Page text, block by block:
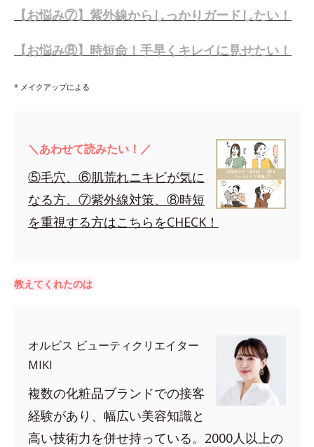
【お悩み⑦】紫外線からしっかりガードしたい！
【お悩み⑧】時短命！手早くキレイに見せたい！
* メイクアップによる
＼あわせて読みたい！／
⑤毛穴、⑥肌荒れニキビが気に
なる方、⑦紫外線対策、⑧時短
を重視する方はこちらをCHECK！
教えてくれたのは
オルビス ビューティクリエイター
MIKI
複数の化粧品ブランドでの接客
経験があり、幅広い美容知識と
高い技術力を併せ持っている。2000人以上の